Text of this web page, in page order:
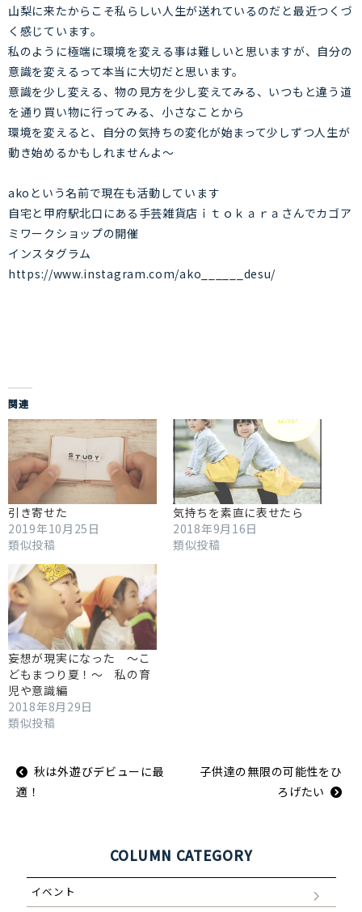
山梨に来たからこそ私らしい人生が送れているのだと最近つくづ
く感じています。
私のように極端に環境を変える事は難しいと思いますが、自分の
意識を変えるって本当に大切だと思います。
意識を少し変える、物の見方を少し変えてみる、いつもと違う道
を通り買い物に行ってみる、小さなことから
環境を変えると、自分の気持ちの変化が始まって少しずつ人生が
動き始めるかもしれませんよ～
akoという名前で現在も活動しています
自宅と甲府駅北口にある手芸雑貨店ｉｔｏｋａｒａさんでカゴア
ミワークショップの開催
インスタグラム
https://www.instagram.com/ako______desu/
関連
引き寄せた
2019年10月25日
類似投稿
気持ちを素直に表せたら
2018年9月16日
類似投稿
妄想が現実になった ～こ
どもまつり夏！～ 私の育
児や意識編
2018年8月29日
類似投稿
稿
ナ
ビ
秋は外遊びデビューに最
適！
子供達の無限の可能性をひ
ろげたい
COLUMN CATEGORY
イベント